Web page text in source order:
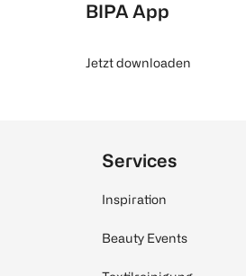
BIPA App
Jetzt downloaden
Services
Inspiration
Beauty Events